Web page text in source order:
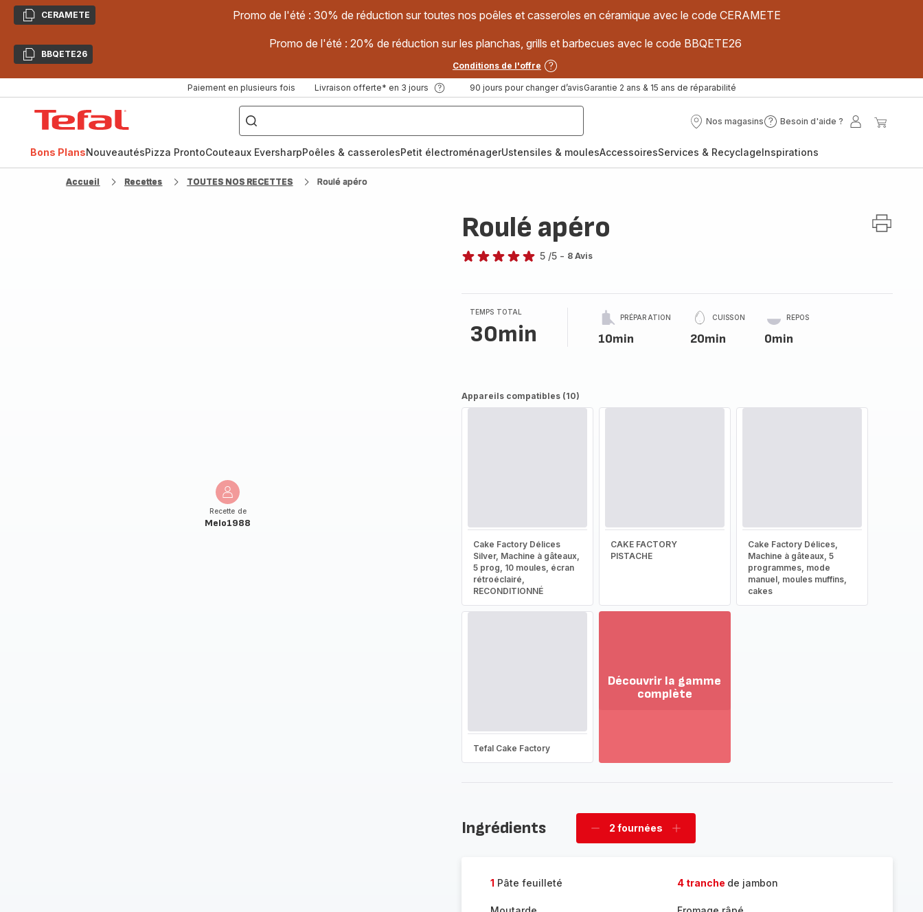
CopierCERAMETE Promo de l'été : 30% de réduction sur toutes nos poêles et casseroles en céramique avec le code CERAMETE
CopierBBQETE26
Promo de l'été : 20% de réduction sur les planchas, grills et barbecues avec le code BBQETE26
Conditions de l'offre
Paiement en plusieurs fois Livraison offerte* en 3 jours 90 jours pour changer d’avisGarantie 2 ans & 15 ans de réparabilité
["Poêles
inox,
Cake
Factory,
Nos magasins
Nos
Besoin d'aide ?
Besoin
?
Mon
Bons PlansNouveautésPizza ProntoCouteaux EversharpPoêles & casserolesPetit électroménagerUstensiles & moulesAccessoiresServices & RecyclageInspirations
Accueil Recettes TOUTES NOS RECETTES Roulé apéro
Recette de
Melo1988
Roulé apéro
étoiles
(moyenne)
5 /5 - 8 Avis
TEMPS TOTAL
30min
PRÉPARATION
10min
CUISSON
20min
REPOS
0min
Appareils compatibles (10)
Cake Factory Délices
Silver, Machine à gâteaux,
5 prog, 10 moules, écran
rétroéclairé,
RECONDITIONNÉ
CAKE FACTORY
PISTACHE
Cake Factory Délices,
Machine à gâteaux, 5
programmes, mode
manuel, moules muffins,
cakes
Tefal Cake Factory
Découvrir la gamme
complète
la
Ingrédients
Supprimer
2 fournées
Ajouter
1 Pâte feuilleté 4 tranche de jambon